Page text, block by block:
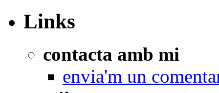
Links
contacta amb mi
envia'm un